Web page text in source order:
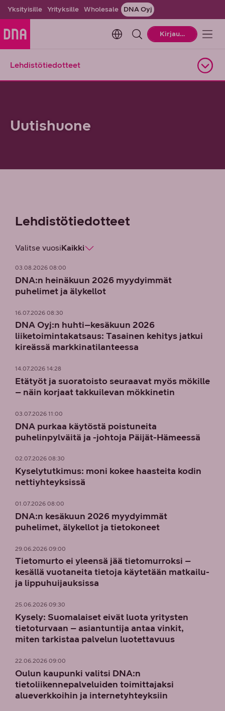
Yksityisille Yrityksille Wholesale DNA Oyj
Change language. Current
Kirjaudu
Lehdistötiedotteet
Uutishuone
Lehdistötiedotteet
Valitse vuosiKaikki
03.08.2026 08:00
DNA:n heinäkuun 2026 myydyimmät
puhelimet ja älykellot
16.07.2026 08:30
DNA Oyj:n huhti–kesäkuun 2026
liiketoimintakatsaus: Tasainen kehitys jatkui
kireässä markkinatilanteessa
14.07.2026 14:28
Etätyöt ja suoratoisto seuraavat myös mökille
– näin korjaat takkuilevan mökkinetin
03.07.2026 11:00
DNA purkaa käytöstä poistuneita
puhelinpylväitä ja -johtoja Päijät-Hämeessä
02.07.2026 08:30
Kyselytutkimus: moni kokee haasteita kodin
nettiyhteyksissä
01.07.2026 08:00
DNA:n kesäkuun 2026 myydyimmät
puhelimet, älykellot ja tietokoneet
29.06.2026 09:00
Tietomurto ei yleensä jää tietomurroksi –
kesällä vuotaneita tietoja käytetään matkailu-
ja lippuhuijauksissa
25.06.2026 09:30
Kysely: Suomalaiset eivät luota yritysten
tietoturvaan – asiantuntija antaa vinkit,
miten tarkistaa palvelun luotettavuus
22.06.2026 09:00
Oulun kaupunki valitsi DNA:n
tietoliikennepalveluiden toimittajaksi
alueverkkoihin ja internetyhteyksiin